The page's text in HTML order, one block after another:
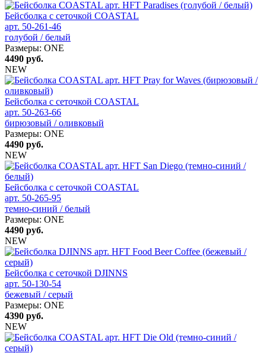
Бейсболка с сеточкой COASTAL
арт. 50-261-46
голубой / белый
Размеры: ONE
4490 руб.
NEW
Бейсболка с сеточкой COASTAL
арт. 50-263-66
бирюзовый / оливковый
Размеры: ONE
4490 руб.
NEW
Бейсболка с сеточкой COASTAL
арт. 50-265-95
темно-синий / белый
Размеры: ONE
4490 руб.
NEW
Бейсболка с сеточкой DJINNS
арт. 50-130-54
бежевый / серый
Размеры: ONE
4390 руб.
NEW